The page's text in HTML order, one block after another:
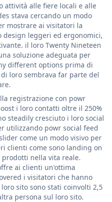
attività alle fiere locali e alle
stava cercando un modo
mostrare ai visitatori la
leggeri ed ergonomici,
il loro Twenty Nineteen
soluzione adeguata per
different options prima di
loro sembrava far parte del
registrazione con powr
i loro contatti oltre il 250%
steadily cresciuto i loro social
utilizzando powr social feed
come un modo visivo per
clienti come sono landing on
nella vita reale.
ai clienti un'ottima
i visitatori che hanno
sito sono stati coinvolti 2,5
persona sul loro sito.